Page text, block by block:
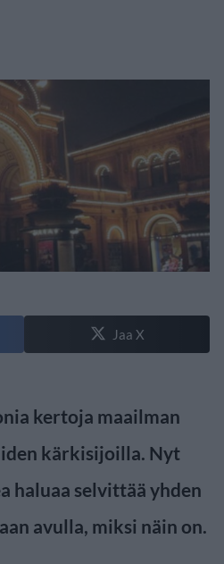
Jaa X
kertoja maailman
kärkisijoilla. Nyt
haluaa selvittää yhden
avulla, miksi näin on.